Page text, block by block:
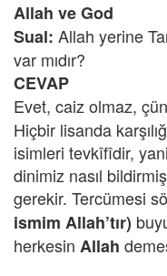
Allah ve God
Sual: Allah yerine
var mıdır?
CEVAP
Evet, caiz olmaz,
Hiçbir lisanda
isimleri tevkîfîdir,
dinimiz nasıl
gerekir. Tercümesi
ismim Allah’tır)
herkesin Allah